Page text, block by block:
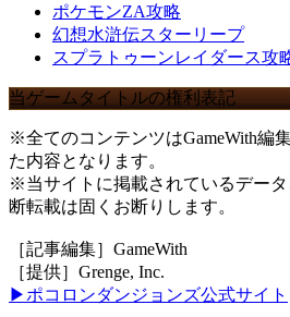
ポケモンZA攻略
幻想水滸伝スターリープ
スプラトゥーンレイダース攻
当ゲームタイトルの権利表記
※全てのコンテンツはGameWith編
た内容となります。
※当サイトに掲載されているデー
断転載は固くお断りします。
［記事編集］GameWith
［提供］Grenge, Inc.
▶ポコロンダンジョンズ公式サイト